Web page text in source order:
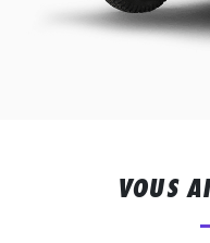
VOUS